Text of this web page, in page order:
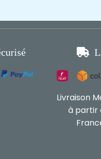

Livraison
à partir